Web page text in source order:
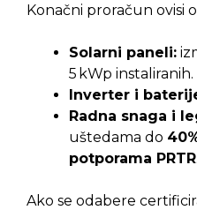
Konačni proračun ovisi
Solarni paneli:
5 kWp instaliranih.
Inverter i
Radna snaga i
uštedama do
potporama PRTR
Ako se odabere